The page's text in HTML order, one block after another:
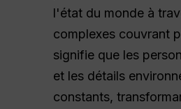
l'état du monde à
complexes couvrant
signifie que les
et les détails
constants,